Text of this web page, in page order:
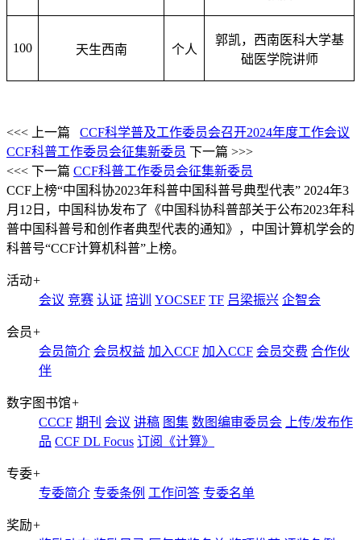
100 天生西南 个人
郭凯，西南医科大学基
础医学院讲师
<<< 上一篇
CCF科学普及工作委员会召开2024年度工作会议
CCF科普工作委员会征集新委员 下一篇 >>>
<<< 下一篇 CCF科普工作委员会征集新委员
CCF上榜“中国科协2023年科普中国科普号典型代表” 2024年3
月12日，中国科协发布了《中国科协科普部关于公布2023年科
普中国科普号和创作者典型代表的通知》，中国计算机学会的
科普号“CCF计算机科普”上榜。
活动+
会议 竞赛 认证 培训 YOCSEF TF 吕梁振兴 企智会
会员+
会员简介 会员权益 加入CCF 加入CCF 会员交费 合作伙
伴
数字图书馆+
CCCF 期刊 会议 讲稿 图集 数图编审委员会
上传/发布作
品 CCF DL Focus 订阅《计算》
专委+
专委简介 专委条例 工作问答 专委名单
奖励+